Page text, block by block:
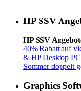
HP SSV
HP SSV
40% Rabatt auf
& HP Desktop
Sommer doppelt
Graphics